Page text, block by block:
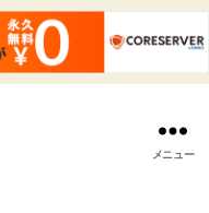
メニュー